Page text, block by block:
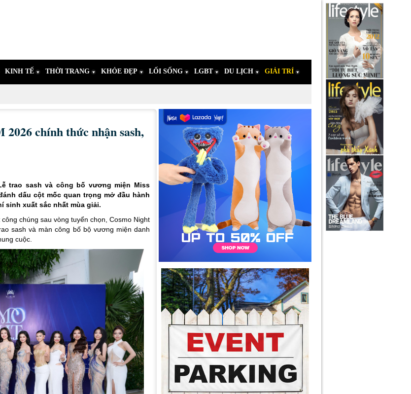
KINH TẾ THỜI TRANG KHỎE ĐẸP LỐI SỐNG LGBT DU LỊCH GIẢI TRÍ
2026 chính thức nhận sash,
trao sash và công bố vương miện Miss
dấu cột mốc quan trọng mở đầu hành
sinh xuất sắc nhất mùa giải.
chúng sau vòng tuyển chọn, Cosmo Night
sash và màn công bố bộ vương miện danh
cuộc.